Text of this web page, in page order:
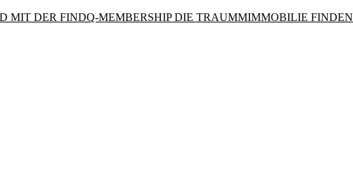
MIT DER FINDQ-MEMBERSHIP DIE TRAUMMIMMOBILIE FINDEN